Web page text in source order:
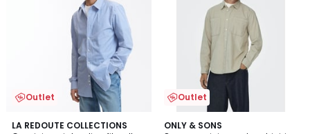
Outlet
LA REDOUTE COLLECTIONS
4,5
Outlet
ONLY & SONS
4
2